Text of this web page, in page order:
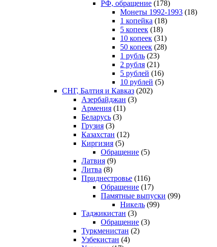
РФ, обращение (178)
Монеты 1992-1993 (18)
1 копейка (18)
5 копеек (18)
10 копеек (31)
50 копеек (28)
1 рубль (23)
2 рубля (21)
5 рублей (16)
10 рублей (5)
СНГ, Балтия и Кавказ (202)
Азербайджан (3)
Армения (11)
Беларусь (3)
Грузия (3)
Казахстан (12)
Киргизия (5)
Обращение (5)
Латвия (9)
Литва (8)
Приднестровье (116)
Обращение (17)
Памятные выпуски (99)
Никель (99)
Таджикистан (3)
Обращение (3)
Туркменистан (2)
Узбекистан (4)